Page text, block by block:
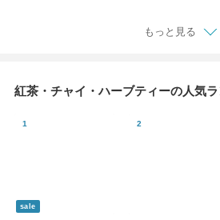
もっと見る
紅茶・チャイ・ハーブティーの人気
sale